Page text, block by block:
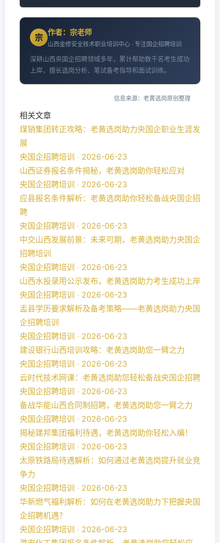
宗
作者：宗老师
山西金修安全技术职业培训中心 · 专注国企招聘培训
深耕山西央国企招聘领域多年，累计帮助数千名考生成功
上岸，擅长选岗分析、笔试备考指导和面试训练。
信息来源：老黄选岗原创整理
相关文章
煤销集团转正攻略：老黄选岗助力央国企职业生涯发
展
央国企招聘培训 ‧ 2026-06-23
山西证券报名条件揭秘，老黄选岗助你轻松应对
央国企招聘培训 ‧ 2026-06-23
应县报名条件解析：老黄选岗助你轻松备战央国企招
聘
央国企招聘培训 ‧ 2026-06-23
中交山西发展前景：未来可期，老黄选岗助力央国企
招聘培训
央国企招聘培训 ‧ 2026-06-23
山西水投录用公示发布，老黄选岗助力考生成功上岸
央国企招聘培训 ‧ 2026-06-23
盂县学历要求解析及备考策略——老黄选岗助力央国
企招聘培训
央国企招聘培训 ‧ 2026-06-23
建设银行山西培训攻略：老黄选岗助您一臂之力
央国企招聘培训 ‧ 2026-06-23
云时代技术网课：老黄选岗助您轻松备战央国企招聘
央国企招聘培训 ‧ 2026-06-23
备战华能山西合同制招聘，老黄选岗助您一臂之力
央国企招聘培训 ‧ 2026-06-23
揭秘建邦集团福利待遇，老黄选岗助你轻松入编！
央国企招聘培训 ‧ 2026-06-23
太原铁路局待遇解析：如何通过老黄选岗提升就业竞
争力
央国企招聘培训 ‧ 2026-06-23
华新燃气福利解析：如何在老黄选岗助力下把握央国
企招聘机遇？
央国企招聘培训 ‧ 2026-06-23